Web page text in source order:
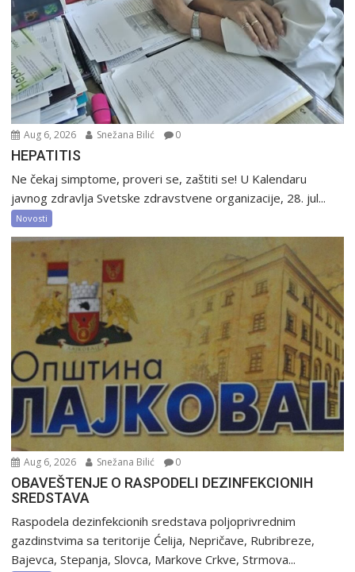
Aug 6, 2026 Snežana Bilić 0
HEPATITIS
Ne čekaj simptome, proveri se, zaštiti se! U Kalendaru
javnog zdravlja Svetske zdravstvene organizacije, 28. jul...
Novosti
Aug 6, 2026 Snežana Bilić 0
OBAVEŠTENJE O RASPODELI DEZINFEKCIONIH
SREDSTAVA
Raspodela dezinfekcionih sredstava poljoprivrednim
gazdinstvima sa teritorije Ćelija, Nepričave, Rubribreze,
Bajevca, Stepanja, Slovca, Markove Crkve, Strmova...